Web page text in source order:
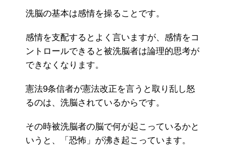
洗脳の基本は感情を操ることです。
感情を支配するとよく言いますが、感情をコ
ントロールできると被洗脳者は論理的思考が
できなくなります。
憲法9条信者が憲法改正を言うと取り乱し怒
るのは、洗脳されているからです。
その時被洗脳者の脳で何が起こっているかと
いうと、「恐怖」が沸き起こっています。